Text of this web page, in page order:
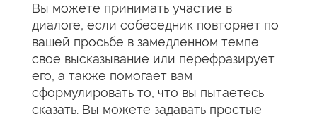
Вы можете принимать участие в
диалоге, если собеседник повторяет по
вашей просьбе в замедленном темпе
свое высказывание или перефразирует
его, а также помогает вам
сформулировать то, что вы пытаетесь
сказать. Вы можете задавать простые